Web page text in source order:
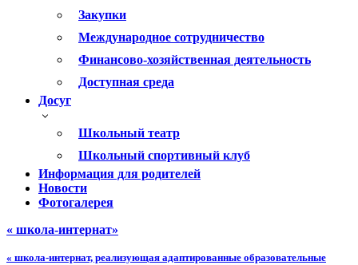
Закупки
Международное сотрудничество
Финансово-хозяйственная деятельность
Доступная среда
Досуг
Школьный театр
Школьный спортивный клуб
Информация для родителей
Новости
Фотогалерея
« школа-интернат»
« школа-интернат, реализующая адаптированные образовательные